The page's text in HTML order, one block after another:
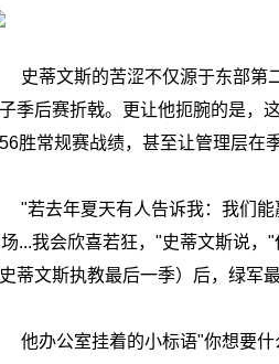
蒂文斯的苦涩不仅源于东部第二
季后赛折戟。更让他扼腕的是，
胜常规赛战绩，甚至让管理层在
去年夏天有人告诉我：我们能
...我会欣喜若狂，"史蒂文斯说
蒂文斯执教最后一季）后，绿军
办公室挂着的小标语"你想要什